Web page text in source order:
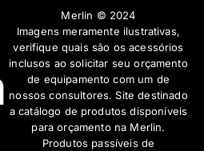
Merlin © 2024
Imagens meramente ilustrativas,
verifique quais são os acessórios
inclusos ao solicitar seu orçamento
de equipamento com um de
nossos consultores. Site destinado
a catálogo de produtos disponíveis
para orçamento na Merlin.
Produtos passíveis de